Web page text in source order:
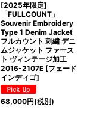
[2025年限定]
「FULLCOUNT」
Souvenir Embroidery
Type 1 Denim Jacket
フルカウント 刺繍 デニ
ムジャケット ファース
ト ヴィンテージ加工
2016-2107E [フェード
インディゴ]
68,000円(税別)